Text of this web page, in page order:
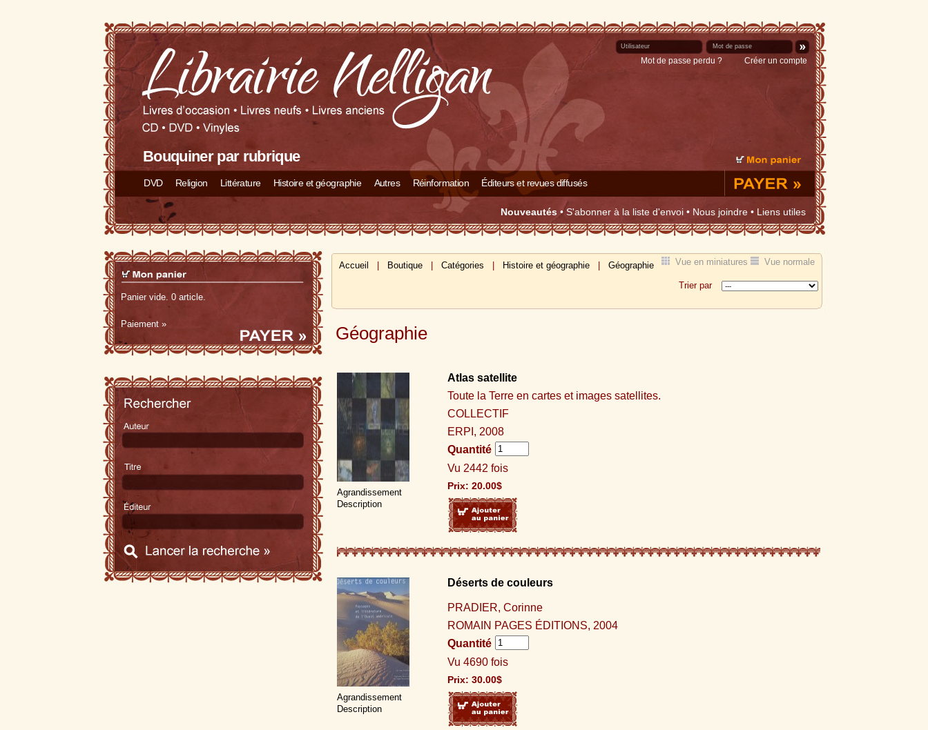
Mot de passe perdu ? Créer un compte
Bouquiner par rubrique
DVD Religion Littérature Histoire et géographie Autres Réinformation Éditeurs et revues diffusés
Nouveautés•S'abonner à la liste d'envoi• Nous joindre• Liens utiles
Panier vide. 0 article.
Paiement »
Accueil Boutique Catégories Histoire et géographie Géographie
Géographie
Trier par
Vue en miniatures Vue normale
Agrandissement
Description
Atlas satellite
Toute la Terre en cartes et images satellites.
COLLECTIF
ERPI, 2008
Quantité
Vu 2442 fois
Prix: 20.00$
Agrandissement
Description
Déserts de couleurs
PRADIER, Corinne
ROMAIN PAGES ÉDITIONS, 2004
Quantité
Vu 4690 fois
Prix: 30.00$